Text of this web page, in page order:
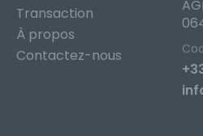
Transaction
À propos
Contactez-nous